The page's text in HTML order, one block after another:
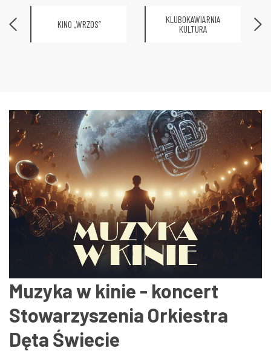
KINO „WRZOS”
KLUBOKAWIARNIA
KULTURA
Muzyka w kinie - koncert
Stowarzyszenia Orkiestra
Dęta Świecie